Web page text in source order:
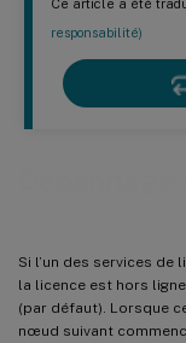
Ce article a été
responsabilité)
Si l’un des services
la licence est hors
(par défaut). Lorsque
nœud suivant